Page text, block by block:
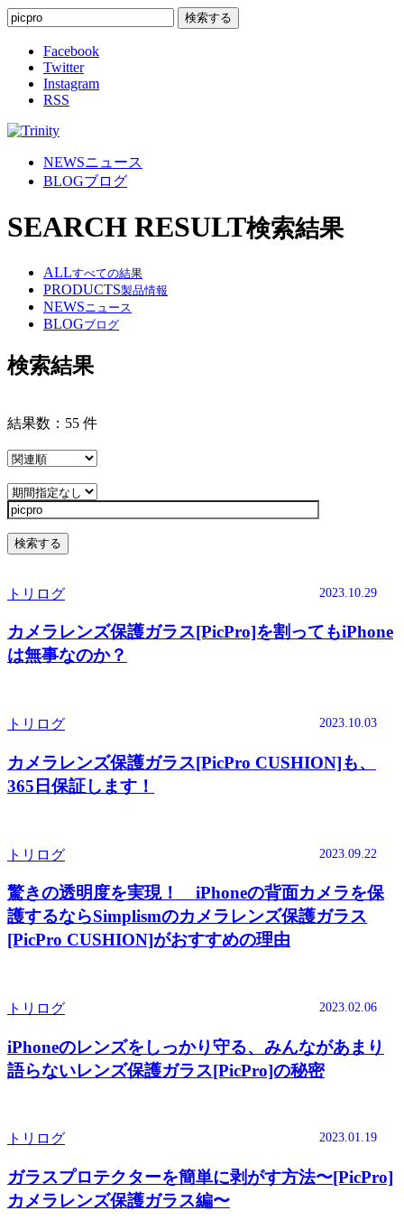
Facebook
Twitter
Instagram
RSS
NEWSニュース
BLOGブログ
SEARCH RESULT検索結果
ALLすべての結果
PRODUCTS製品情報
NEWS ニュース
BLOGブログ
検索結果
結果数： 55 件
トリログ 2023.10.29
カメラレンズ保護ガラス[PicPro]を割ってもiPhone
は無事なのか？
トリログ 2023.10.03
カメラレンズ保護ガラス[PicPro CUSHION]も、
365日保証します！
トリログ 2023.09.22
驚きの透明度を実現！ iPhoneの背面カメラを保
護するならSimplismのカメラレンズ保護ガラス
[PicPro CUSHION]がおすすめの理由
トリログ 2023.02.06
iPhoneのレンズをしっかり守る、みんながあまり
語らないレンズ保護ガラス[PicPro]の秘密
トリログ 2023.01.19
ガラスプロテクターを簡単に剥がす方法〜[PicPro]
カメラレンズ保護ガラス編〜